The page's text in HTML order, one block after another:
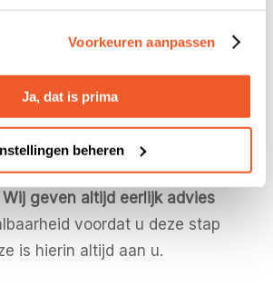
Voorkeuren aanpassen
Ja, dat is prima
beheren
in samenwerking met
procedures
6 maanden) en geld. Deze
u vooraf, maar kunnen bij
worden op de
Wij geven altijd eerlijk advies
voordat u deze stap
is hierin altijd aan u.